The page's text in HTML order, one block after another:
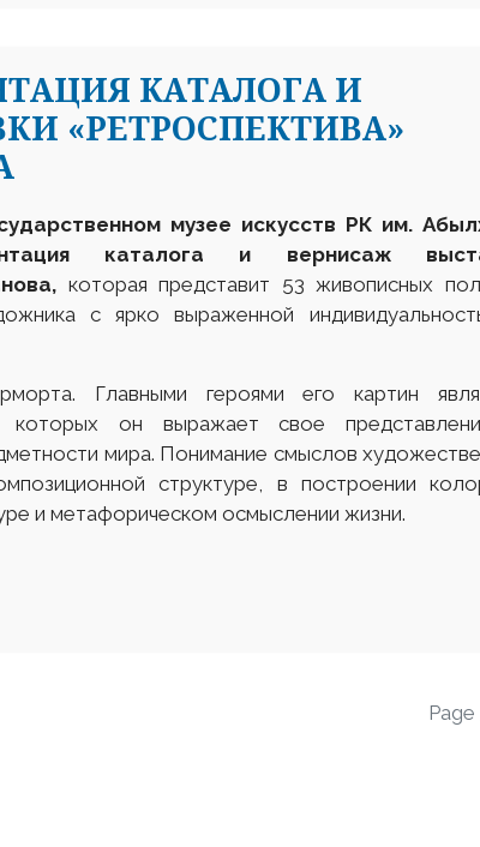
КАТАЛОГА И
«РЕТРОСПЕКТИВА»
музее искусств РК им.
каталога и вернисаж
которая представит 53 живописных
с ярко выраженной
Главными героями его картин
он выражает свое
мира. Понимание смыслов
структуре, в построении
и метафорическом осмыслении жизни.